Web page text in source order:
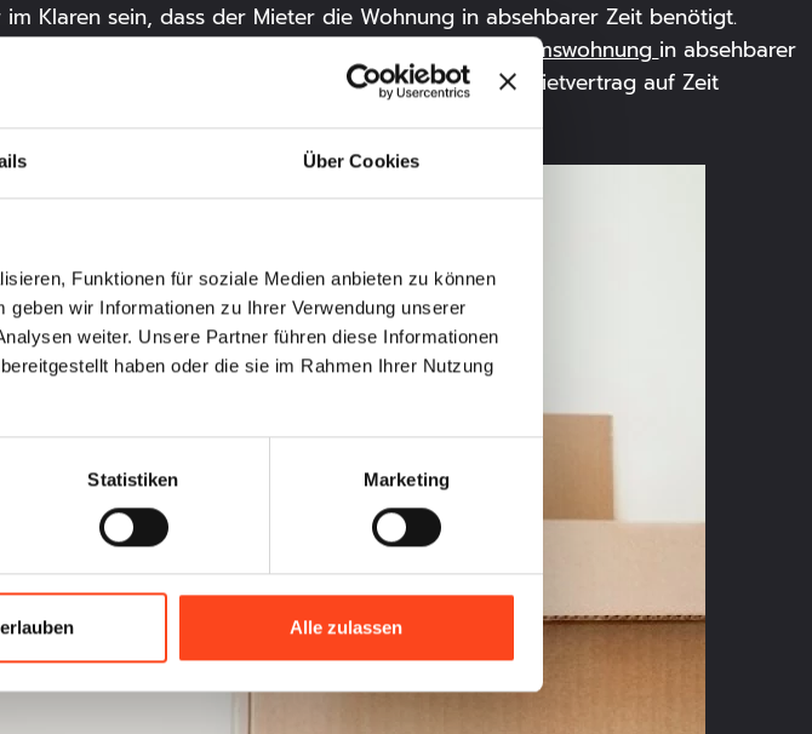
Über Cookies
Funktionen für soziale Medien anbieten zu können
wir Informationen zu Ihrer Verwendung unserer
weiter. Unsere Partner führen diese Informationen
haben oder die sie im Rahmen Ihrer Nutzung
Statistiken Marketing
Alle zulassen
Klaren sein, dass der Mieter die Wohnung in absehbarer Zeit benötigt.
Eigentumswohnung in absehbarer
persönlichen Interessen kann es sinnvoll sein, einen Mietvertrag auf Zeit